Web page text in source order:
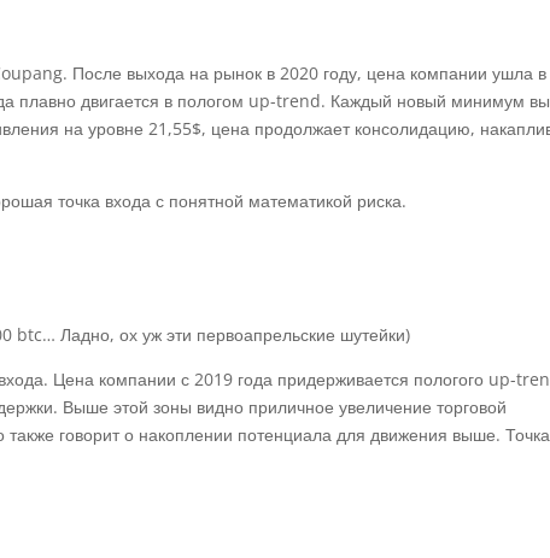
После выхода на рынок в 2020 году, цена компании ушла в
плавно двигается в пологом up-trend. Каждый новый минимум
на уровне 21,55$, цена продолжает консолидацию,
точка входа с понятной математикой риска.
btc… Ладно, ох уж эти первоапрельские шутейки)
Цена компании с 2019 года придерживается пологого up-
Выше этой зоны видно приличное увеличение торговой
также говорит о накоплении потенциала для движения выше. Точка